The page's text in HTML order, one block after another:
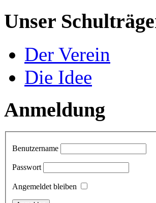
Unser
Der Verein
Die Idee
Anmeldung
Benutzername
Passwort
Angemeldet bleiben